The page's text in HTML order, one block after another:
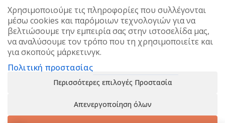
© 2024 Alisahne
Χρησιμοποιούμε τις πληροφορίες που συλλέγονται
μέσω cookies και παρόμοιων τεχνολογιών για να
βελτιώσουμε την εμπειρία σας στην ιστοσελίδα μας,
να αναλύσουμε τον τρόπο που τη χρησιμοποιείτε και
για σκοπούς μάρκετινγκ.
Πολιτική προστασίας
Περισσότερες επιλογές Προστασία
Απενεργοποίηση όλων